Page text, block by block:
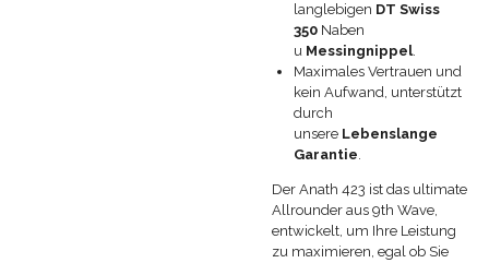
langlebigen DT Swiss
350 Naben
u Messingnippel.
Maximales Vertrauen und
kein Aufwand, unterstützt
durch
unsere Lebenslange
Garantie.
Der Anath 423 ist das ultimate
Allrounder aus 9th Wave,
entwickelt, um Ihre Leistung
zu maximieren, egal ob Sie